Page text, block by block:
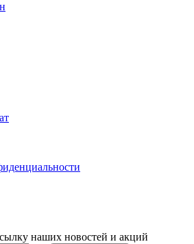
наших новостей и акций